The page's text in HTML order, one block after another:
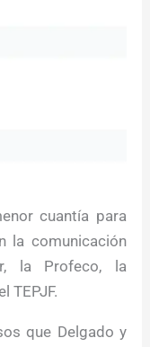
cuantía para
la comunicación
la Profeco, la
TEPJF.
que Delgado y